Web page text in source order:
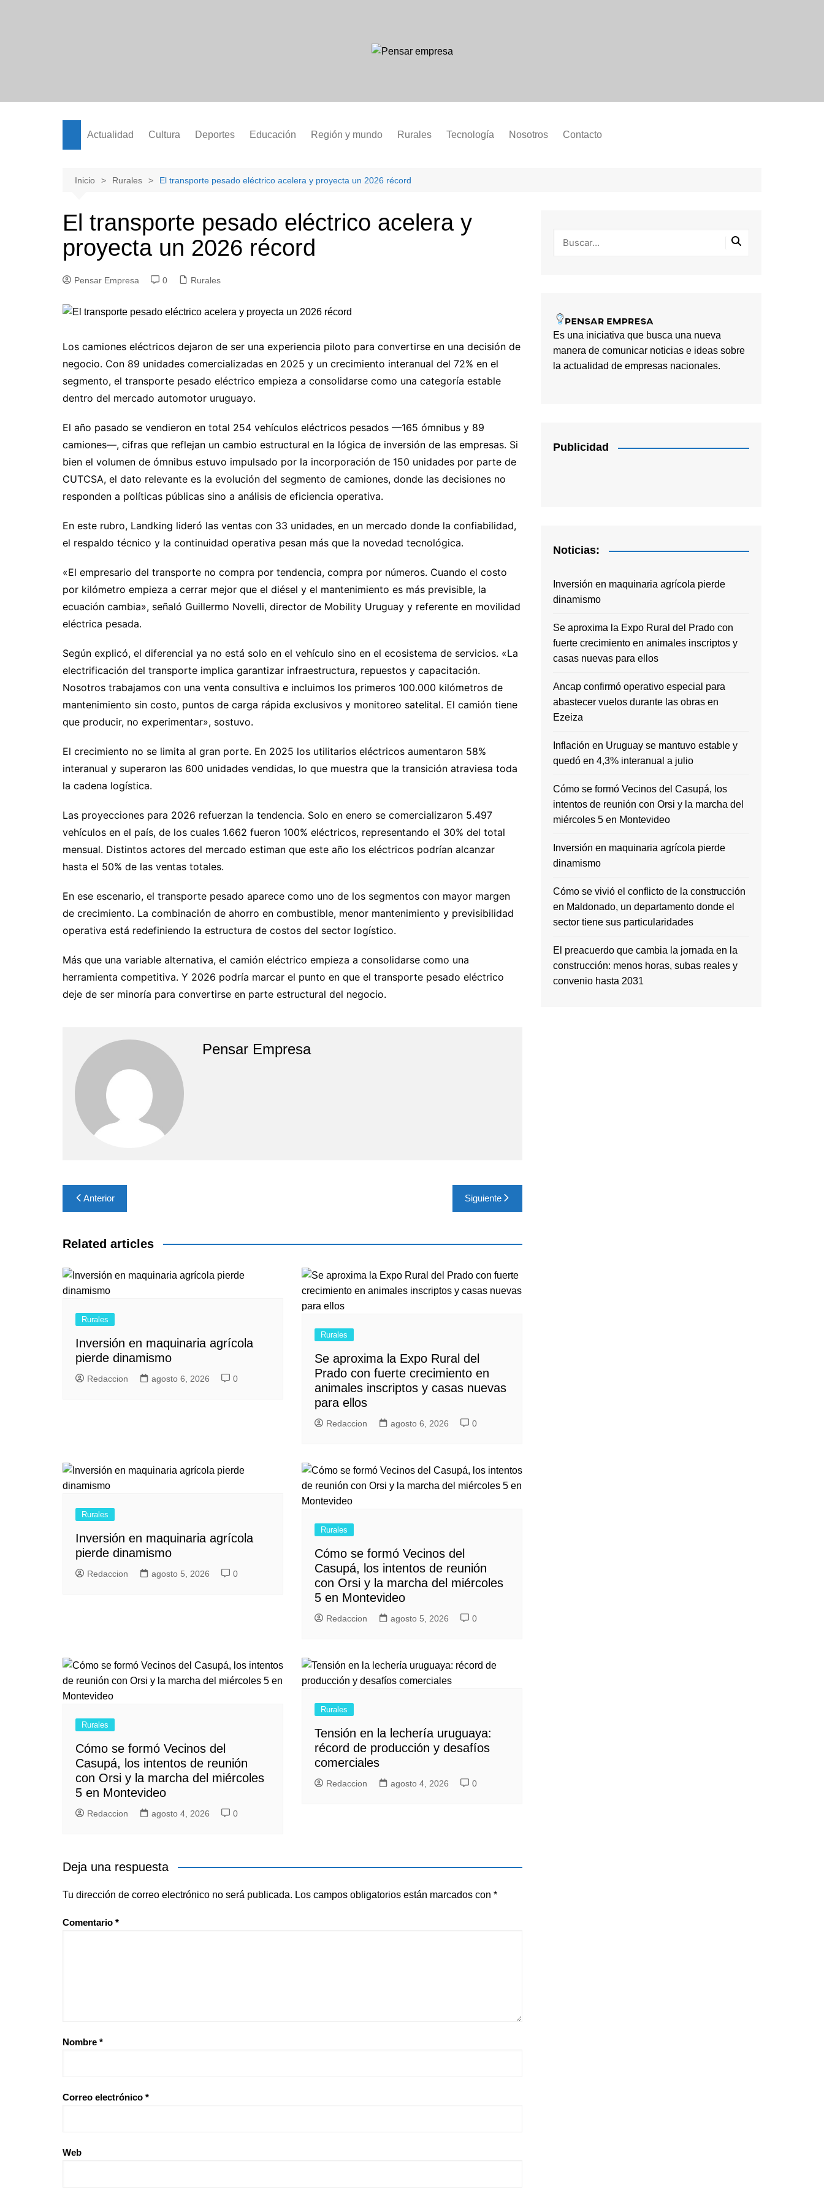
Actualidad Cultura Deportes Educación Región y mundo Rurales Tecnología Nosotros Contacto
Inicio Rurales El transporte pesado eléctrico acelera y proyecta un 2026 récord
El transporte pesado eléctrico acelera y
proyecta un 2026 récord
Pensar Empresa 0 Rurales
Los camiones eléctricos dejaron de ser una experiencia piloto para convertirse en una decisión de
negocio. Con 89 unidades comercializadas en 2025 y un crecimiento interanual del 72% en el
segmento, el transporte pesado eléctrico empieza a consolidarse como una categoría estable
dentro del mercado automotor uruguayo.
El año pasado se vendieron en total 254 vehículos eléctricos pesados —165 ómnibus y 89
camiones—, cifras que reflejan un cambio estructural en la lógica de inversión de las empresas. Si
bien el volumen de ómnibus estuvo impulsado por la incorporación de 150 unidades por parte de
CUTCSA, el dato relevante es la evolución del segmento de camiones, donde las decisiones no
responden a políticas públicas sino a análisis de eficiencia operativa.
En este rubro, Landking lideró las ventas con 33 unidades, en un mercado donde la confiabilidad,
el respaldo técnico y la continuidad operativa pesan más que la novedad tecnológica.
«El empresario del transporte no compra por tendencia, compra por números. Cuando el costo
por kilómetro empieza a cerrar mejor que el diésel y el mantenimiento es más previsible, la
ecuación cambia», señaló Guillermo Novelli, director de Mobility Uruguay y referente en movilidad
eléctrica pesada.
Según explicó, el diferencial ya no está solo en el vehículo sino en el ecosistema de servicios. «La
electrificación del transporte implica garantizar infraestructura, repuestos y capacitación.
Nosotros trabajamos con una venta consultiva e incluimos los primeros 100.000 kilómetros de
mantenimiento sin costo, puntos de carga rápida exclusivos y monitoreo satelital. El camión tiene
que producir, no experimentar», sostuvo.
El crecimiento no se limita al gran porte. En 2025 los utilitarios eléctricos aumentaron 58%
interanual y superaron las 600 unidades vendidas, lo que muestra que la transición atraviesa toda
la cadena logística.
Las proyecciones para 2026 refuerzan la tendencia. Solo en enero se comercializaron 5.497
vehículos en el país, de los cuales 1.662 fueron 100% eléctricos, representando el 30% del total
mensual. Distintos actores del mercado estiman que este año los eléctricos podrían alcanzar
hasta el 50% de las ventas totales.
En ese escenario, el transporte pesado aparece como uno de los segmentos con mayor margen
de crecimiento. La combinación de ahorro en combustible, menor mantenimiento y previsibilidad
operativa está redefiniendo la estructura de costos del sector logístico.
Más que una variable alternativa, el camión eléctrico empieza a consolidarse como una
herramienta competitiva. Y 2026 podría marcar el punto en que el transporte pesado eléctrico
deje de ser minoría para convertirse en parte estructural del negocio.
Pensar Empresa
Navegación
de
entradas
Anterior Siguiente
Related articles
Rurales
Inversión en maquinaria agrícola
pierde dinamismo
Redaccion agosto 6, 2026 0
Rurales
Se aproxima la Expo Rural del
Prado con fuerte crecimiento en
animales inscriptos y casas nuevas
para ellos
Redaccion agosto 6, 2026 0
Rurales
Inversión en maquinaria agrícola
pierde dinamismo
Redaccion agosto 5, 2026 0
Rurales
Cómo se formó Vecinos del
Casupá, los intentos de reunión
con Orsi y la marcha del miércoles
5 en Montevideo
Redaccion agosto 5, 2026 0
Rurales
Cómo se formó Vecinos del
Casupá, los intentos de reunión
con Orsi y la marcha del miércoles
5 en Montevideo
Redaccion agosto 4, 2026 0
Rurales
Tensión en la lechería uruguaya:
récord de producción y desafíos
comerciales
Redaccion agosto 4, 2026 0
Deja una respuesta
Tu dirección de correo electrónico no será publicada. Los campos obligatorios están marcados con *
Comentario *
Nombre *
Correo electrónico *
Web
Es una iniciativa que busca una nueva
manera de comunicar noticias e ideas sobre
la actualidad de empresas nacionales.
Publicidad
Noticias:
Inversión en maquinaria agrícola pierde
dinamismo
Se aproxima la Expo Rural del Prado con
fuerte crecimiento en animales inscriptos y
casas nuevas para ellos
Ancap confirmó operativo especial para
abastecer vuelos durante las obras en
Ezeiza
Inflación en Uruguay se mantuvo estable y
quedó en 4,3% interanual a julio
Cómo se formó Vecinos del Casupá, los
intentos de reunión con Orsi y la marcha del
miércoles 5 en Montevideo
Inversión en maquinaria agrícola pierde
dinamismo
Cómo se vivió el conflicto de la construcción
en Maldonado, un departamento donde el
sector tiene sus particularidades
El preacuerdo que cambia la jornada en la
construcción: menos horas, subas reales y
convenio hasta 2031